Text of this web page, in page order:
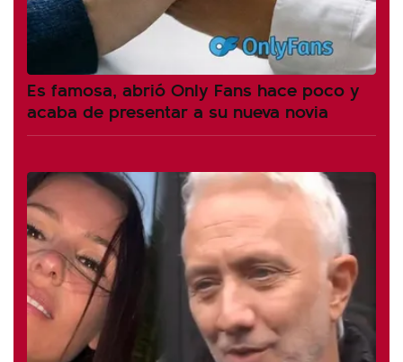
Es famosa, abrió Only Fans hace poco y
acaba de presentar a su nueva novia